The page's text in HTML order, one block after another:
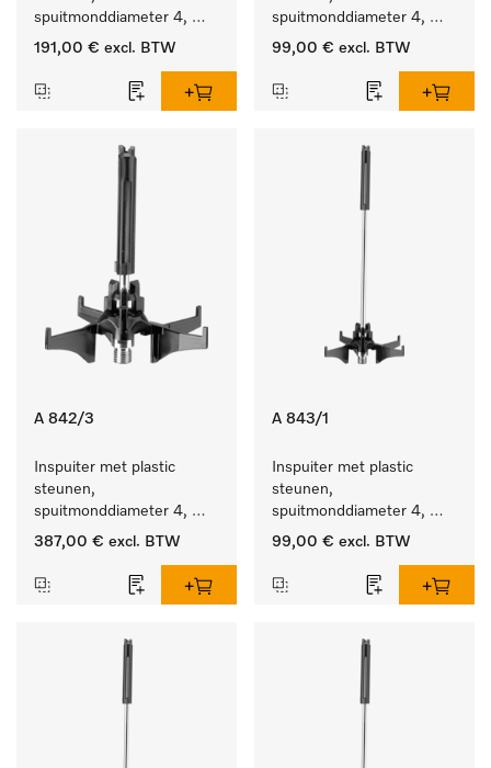
spuitmonddiameter 4,
lengte 90 mm, 10 stuks
191,00 € excl. BTW
spuitmonddiameter 4,
lengte 90 mm, 5 stuks
99,00 € excl. BTW
A 842/3
Inspuiter met plastic
steunen,
spuitmonddiameter 4,
lengte 90 mm, 20 stuks
387,00 € excl. BTW
A 843/1
Inspuiter met plastic
steunen,
spuitmonddiameter 4,
lengte 185 mm, 5 stuks
99,00 € excl. BTW